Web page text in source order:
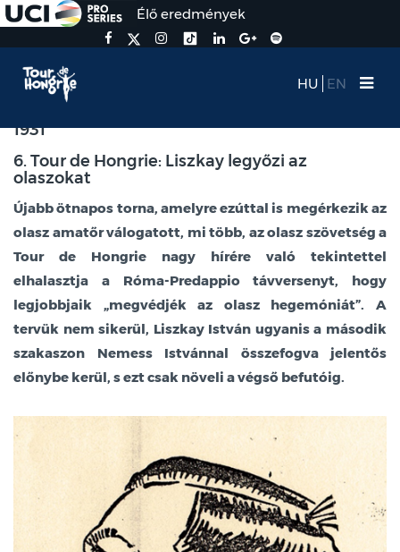
Élő eredmények
HU EN
1931
6. Tour de Hongrie: Liszkay legyőzi az
olaszokat
Újabb ötnapos torna, amelyre ezúttal is megérkezik az
olasz amatőr válogatott, mi több, az olasz szövetség a
Tour de Hongrie nagy hírére való tekintettel
elhalasztja a Róma-Predappio távversenyt, hogy
legjobbjaik „megvédjék az olasz hegemóniát”. A
tervük nem sikerül, Liszkay István ugyanis a második
szakaszon Nemess Istvánnal összefogva jelentős
előnybe kerül, s ezt csak növeli a végső befutóig.